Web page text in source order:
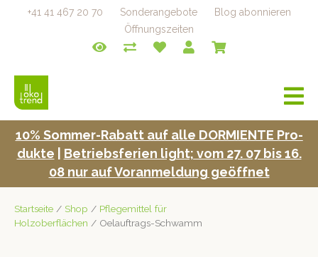
+41 41 467 20 70 Sonderangebote
Blog abonnieren
Öffnungszeiten
a
v
i
10% Som­mer-Rabatt auf alle DORMIENTE Pro­
duk­te
Betrieb­s­fe­rien light; vom 27. 07 bis 16.
08 nur auf Voran­mel­dung geöffnet
Startseite / Shop / Pflegemittel für
Holzoberflächen / Oelauftrags-Schwamm